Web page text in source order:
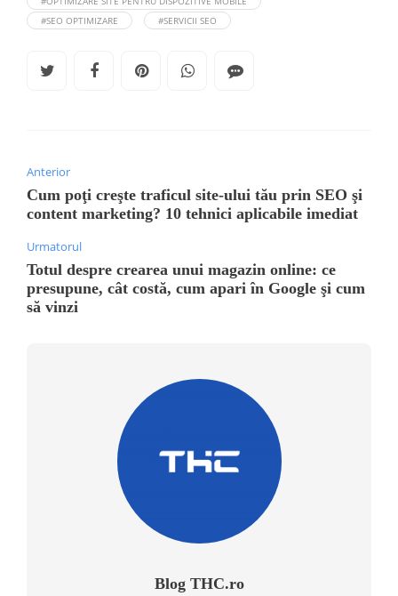
#SEO OPTIMIZARE
#SERVICII SEO
Anterior
Cum poţi creşte traficul site-ului tău prin SEO şi
content marketing? 10 tehnici aplicabile imediat
Urmatorul
Totul despre crearea unui magazin online: ce
presupune, cât costă, cum apari în Google şi cum
să vinzi
Blog THC.ro